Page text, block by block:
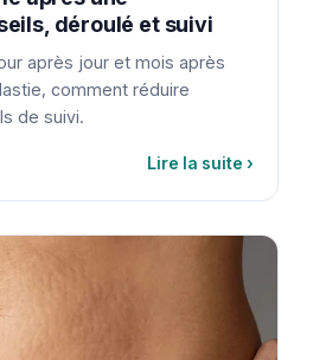
déroulé et suivi
après jour et mois après
comment réduire
de suivi.
Lire la suite ›